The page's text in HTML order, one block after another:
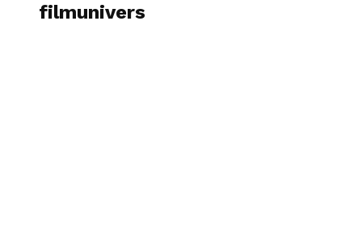
filmunivers